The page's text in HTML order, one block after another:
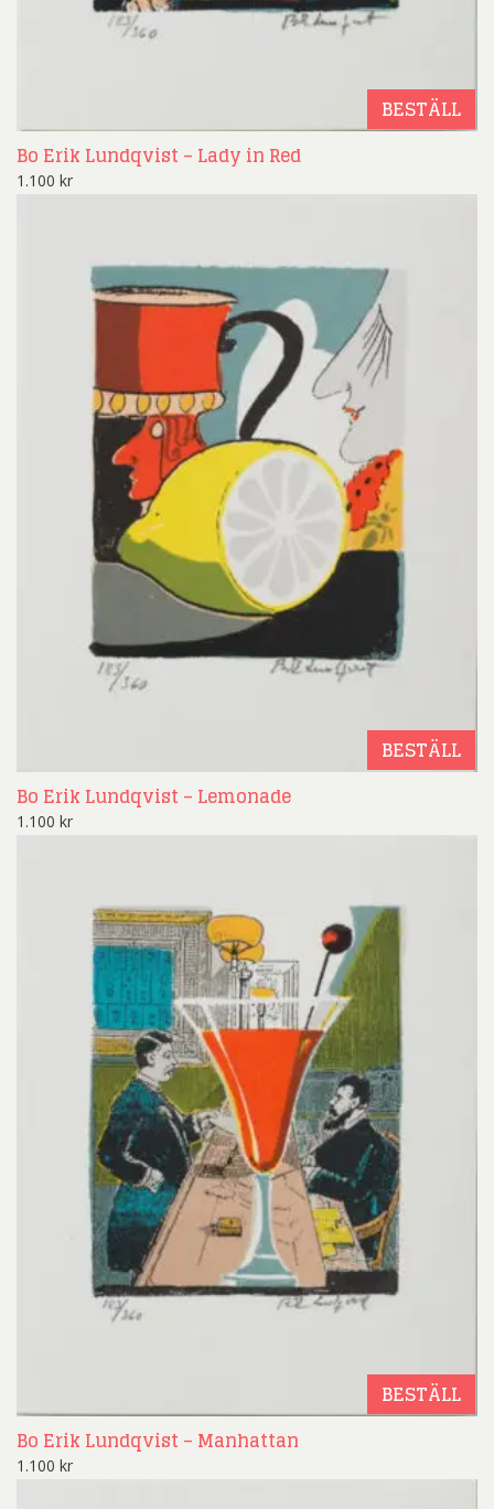
BESTÄLL
Bo Erik Lundqvist – Lady in Red
1.100 kr
BESTÄLL
Bo Erik Lundqvist – Lemonade
1.100 kr
BESTÄLL
Bo Erik Lundqvist – Manhattan
1.100 kr